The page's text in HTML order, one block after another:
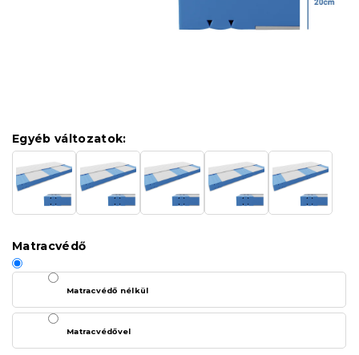
Egyéb változatok:
Matracvédő
Matracvédő nélkül
Matracvédővel